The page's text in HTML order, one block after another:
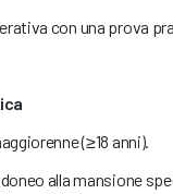
con una prova
(≥18 anni).
alla mansione